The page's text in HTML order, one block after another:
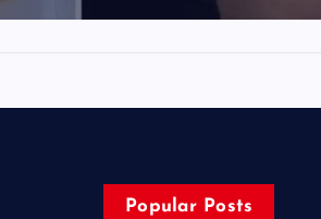
Popular Posts